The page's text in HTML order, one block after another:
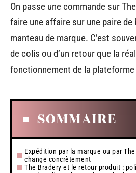
On passe une commande sur
faire une affaire sur une paire de
manteau de marque. C’est
de colis ou d’un retour que la
fonctionnement de la plateforme
SOMMAIRE
Expédition par la marque ou par
change concrètement
The Bradery et le retour produit :